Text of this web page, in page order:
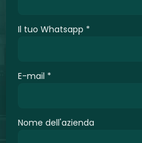
Il tuo Whatsapp *
E-mail *
Nome dell'azienda